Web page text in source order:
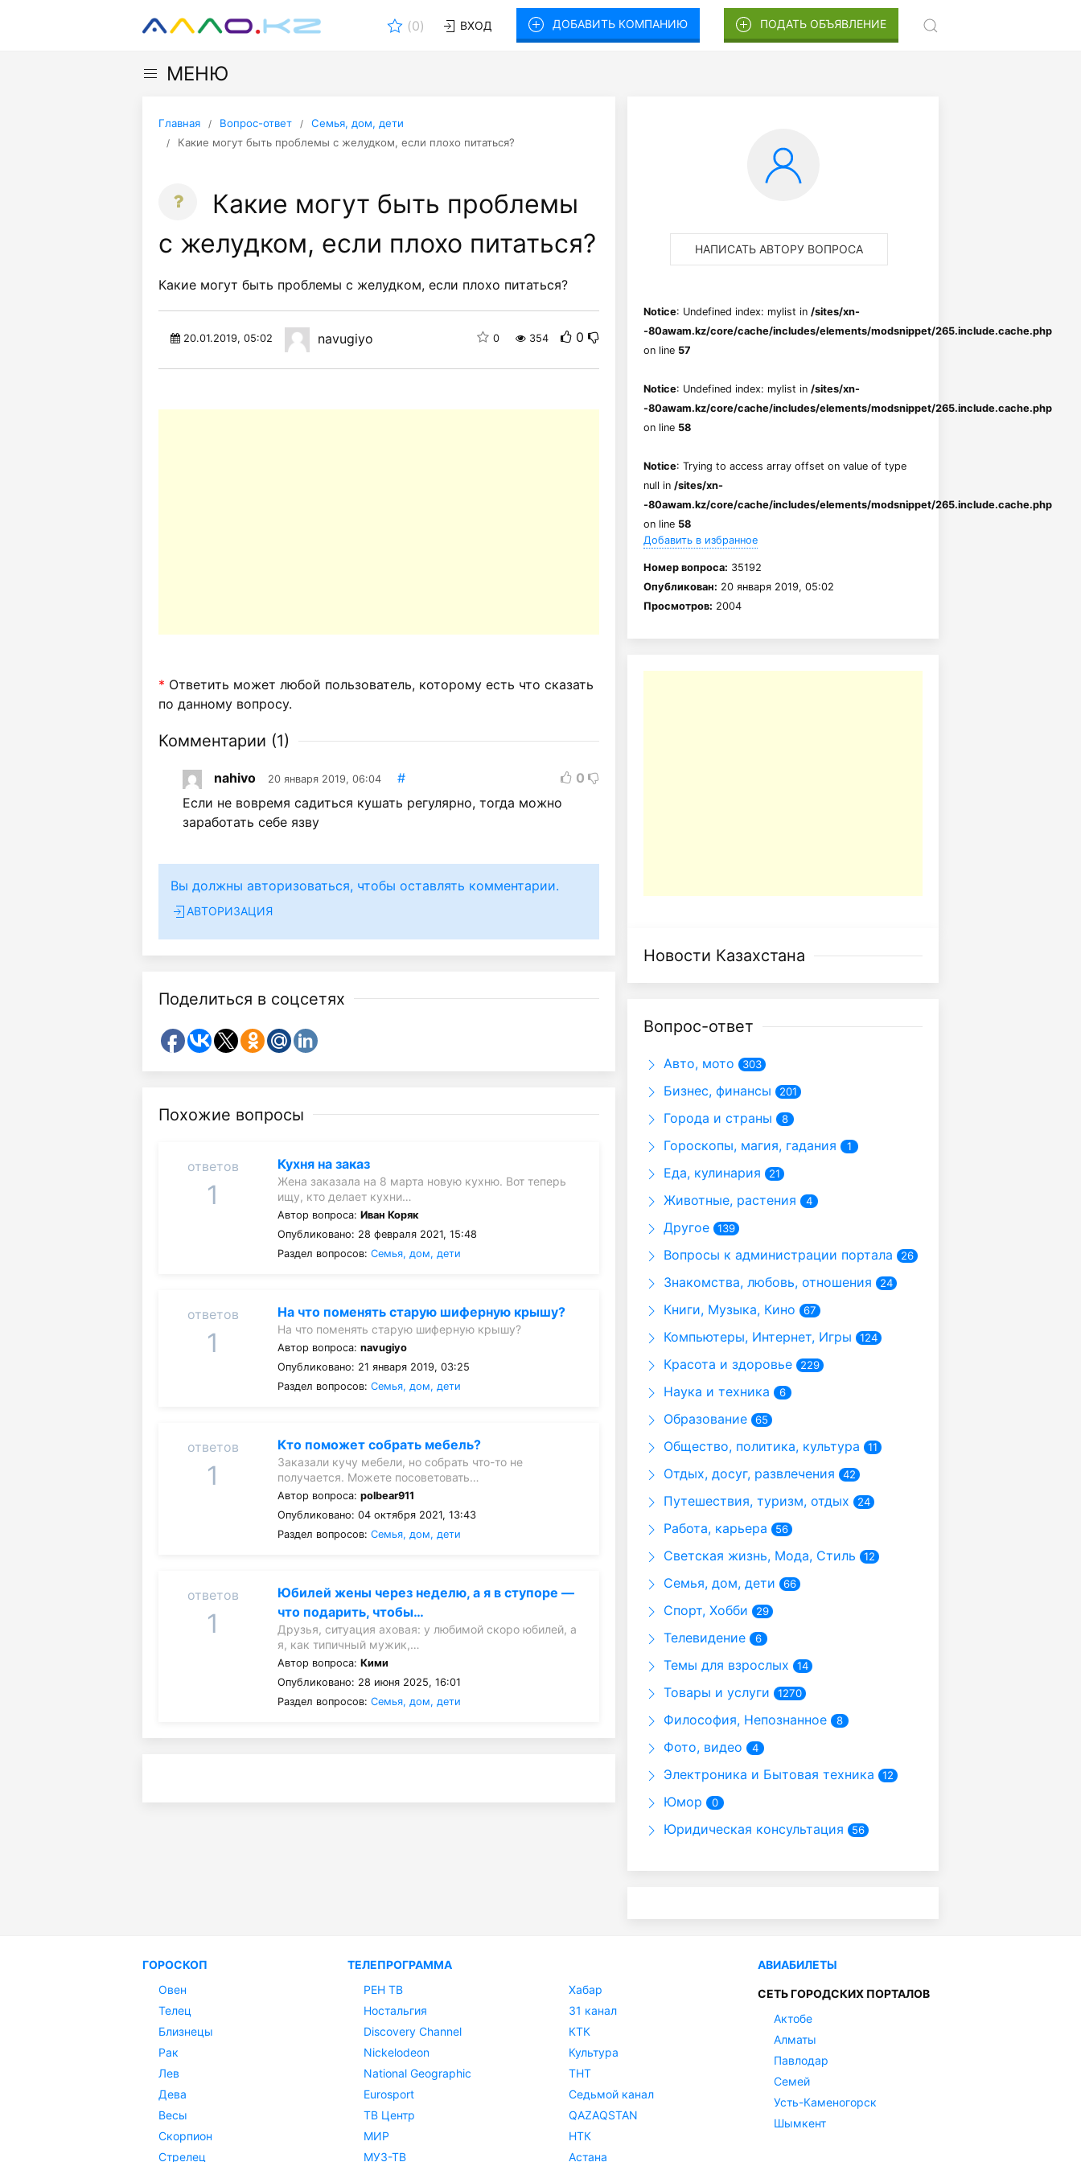
(0) ВХОД ДОБАВИТЬ КОМПАНИЮ ПОДАТЬ ОБЪЯВЛЕНИЕ
МЕНЮ
Главная Вопрос-ответ
Семья, дом, дети
Какие могут быть проблемы с желудком, если плохо питаться?
Какие могут быть проблемы
с желудком, если плохо питаться?
Какие могут быть проблемы с желудком, если плохо питаться?
20.01.2019, 05:02 navugiyo 0 354 0
* Ответить может любой пользователь, которому есть что сказать
по данному вопросу.
Комментарии (1)
nahivo 20 января 2019, 06:04 #
0
Если не вовремя садиться кушать регулярно, тогда можно
заработать себе язву
Вы должны авторизоваться, чтобы оставлять комментарии.
АВТОРИЗАЦИЯ
Поделиться в соцсетях
Похожие вопросы
ответов
1
Кухня на заказ
Жена заказала на 8 марта новую кухню. Вот теперь
ищу, кто делает кухни…
Автор вопроса:Иван Коряк
Опубликовано: 28 февраля 2021, 15:48
Раздел вопросов:Семья, дом, дети
ответов
1
На что поменять старую шиферную крышу?
На что поменять старую шиферную крышу?
Автор вопроса:navugiyo
Опубликовано: 21 января 2019, 03:25
Раздел вопросов:Семья, дом, дети
ответов
1
Кто поможет собрать мебель?
Заказали кучу мебели, но собрать что-то не
получается. Можете посоветовать…
Автор вопроса:polbear911
Опубликовано: 04 октября 2021, 13:43
Раздел вопросов:Семья, дом, дети
ответов
1
Юбилей жены через неделю, а я в ступоре —
что подарить, чтобы…
Друзья, ситуация аховая: у любимой скоро юбилей, а
я, как типичный мужик,…
Автор вопроса:Кими
Опубликовано: 28 июня 2025, 16:01
Раздел вопросов:Семья, дом, дети
НАПИСАТЬ АВТОРУ ВОПРОСА
Notice: Undefined index: mylist in /sites/xn-
-80awam.kz/core/cache/includes/elements/modsnippet/265.include.cache.php
on line 57
Notice: Undefined index: mylist in /sites/xn-
-80awam.kz/core/cache/includes/elements/modsnippet/265.include.cache.php
on line 58
Notice: Trying to access array offset on value of type
null in /sites/xn-
-80awam.kz/core/cache/includes/elements/modsnippet/265.include.cache.php
on line 58
Добавить в избранное
Номер вопроса: 35192
Опубликован: 20 января 2019, 05:02
Просмотров: 2004
Новости Казахстана
Вопрос-ответ
Авто, мото 303
Бизнес, финансы 201
Города и страны 8
Гороскопы, магия, гадания 1
Еда, кулинария 21
Животные, растения 4
Другое 139
Вопросы к администрации портала 26
Знакомства, любовь, отношения 24
Книги, Музыка, Кино 67
Компьютеры, Интернет, Игры 124
Красота и здоровье 229
Наука и техника 6
Образование 65
Общество, политика, культура 11
Отдых, досуг, развлечения 42
Путешествия, туризм, отдых 24
Работа, карьера 56
Светская жизнь, Мода, Стиль 12
Семья, дом, дети 66
Спорт, Хобби 29
Телевидение 6
Темы для взрослых 14
Товары и услуги 1270
Философия, Непознанное 8
Фото, видео 4
Электроника и Бытовая техника 12
Юмор 0
Юридическая консультация 56
ГОРОСКОП
Овен
Телец
Близнецы
Рак
Лев
Дева
Весы
Скорпион
Стрелец
ТЕЛЕПРОГРАММА
РЕН ТВ
Ностальгия
Discovery Channel
Nickelodeon
National Geographic
Eurosport
ТВ Центр
МИР
МУЗ-ТВ
Хабар
31 канал
КТК
Культура
ТНТ
Седьмой канал
QAZAQSTAN
НТК
Астана
АВИАБИЛЕТЫ
СЕТЬ ГОРОДСКИХ ПОРТАЛОВ
Актобе
Алматы
Павлодар
Семей
Усть-Каменогорск
Шымкент